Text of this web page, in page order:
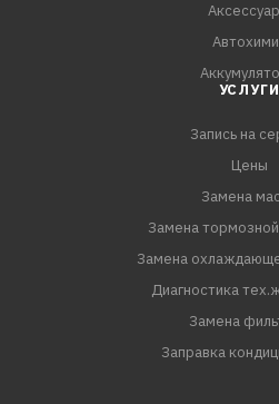
УСЛУГИ
Запись на
Цены
Замена
Замена
Замена
Диагностика
Замена
Заправка